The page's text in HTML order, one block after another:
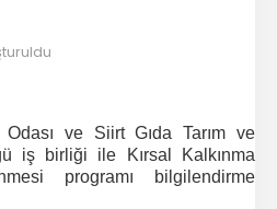
veSiirt Gıda Tarım ve
iş birliği ile Kırsal Kalkınma
programı bilgilendirme